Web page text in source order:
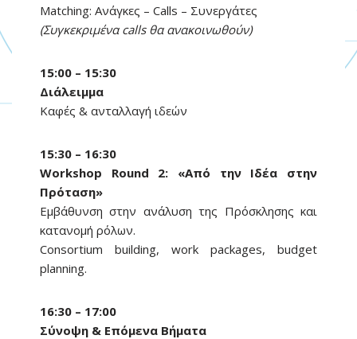
Matching: Ανάγκες – Calls – Συνεργάτες
(Συγκεκριμένα calls θα ανακοινωθούν)
15:00 – 15:30
Διάλειμμα
Καφές & ανταλλαγή ιδεών
15:30 – 16:30
Workshop Round 2: «Από την Ιδέα στην
Πρόταση»
Εμβάθυνση στην ανάλυση της Πρόσκλησης και
κατανομή ρόλων.
Consortium building, work packages, budget
planning.
16:30 – 17:00
Σύνοψη & Επόμενα Βήματα